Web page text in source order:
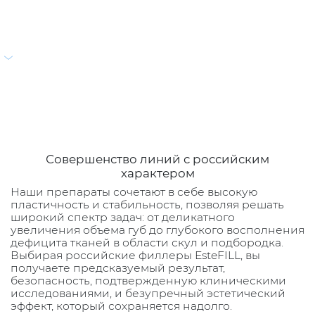
Совершенство линий с российским
характером
Наши препараты сочетают в себе высокую
пластичность и стабильность, позволяя решать
широкий спектр задач: от деликатного
увеличения объема губ до глубокого восполнения
дефицита тканей в области скул и подбородка.
Выбирая российские филлеры EsteFILL, вы
получаете предсказуемый результат,
безопасность, подтвержденную клиническими
исследованиями, и безупречный эстетический
эффект, который сохраняется надолго.